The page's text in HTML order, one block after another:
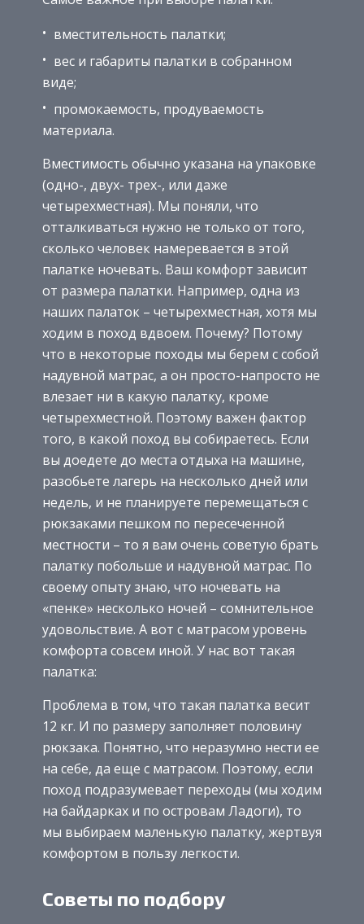
вместительность палатки;
вес и габариты палатки в собранном
виде;
промокаемость, продуваемость
материала.
Вместимость обычно указана на упаковке
(одно-, двух- трех-, или даже
четырехместная). Мы поняли, что
отталкиваться нужно не только от того,
сколько человек намеревается в этой
палатке ночевать. Ваш комфорт зависит
от размера палатки. Например, одна из
наших палаток – четырехместная, хотя мы
ходим в поход вдвоем. Почему? Потому
что в некоторые походы мы берем с собой
надувной матрас, а он просто-напросто не
влезает ни в какую палатку, кроме
четырехместной. Поэтому важен фактор
того, в какой поход вы собираетесь. Если
вы доедете до места отдыха на машине,
разобьете лагерь на несколько дней или
недель, и не планируете перемещаться с
рюкзаками пешком по пересеченной
местности – то я вам очень советую брать
палатку побольше и надувной матрас. По
своему опыту знаю, что ночевать на
«пенке» несколько ночей – сомнительное
удовольствие. А вот с матрасом уровень
комфорта совсем иной. У нас вот такая
палатка:
Проблема в том, что такая палатка весит
12 кг. И по размеру заполняет половину
рюкзака. Понятно, что неразумно нести ее
на себе, да еще с матрасом. Поэтому, если
поход подразумевает переходы (мы ходим
на байдарках и по островам Ладоги), то
мы выбираем маленькую палатку, жертвуя
комфортом в пользу легкости.
Советы по подбору